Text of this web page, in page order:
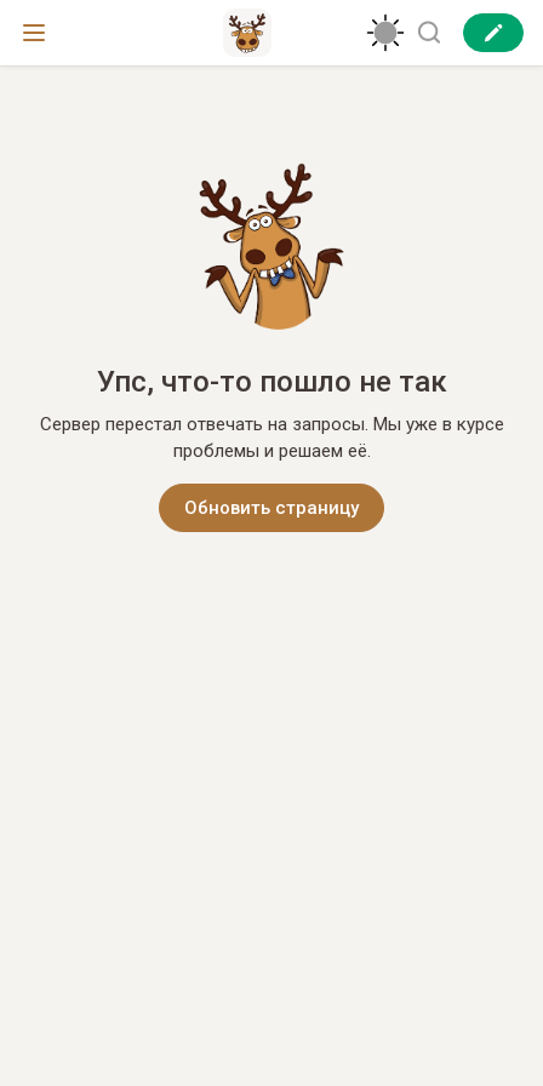
Упс, что-то пошло не так
Сервер перестал отвечать на запросы. Мы уже в курсе
проблемы и решаем её.
Обновить страницу